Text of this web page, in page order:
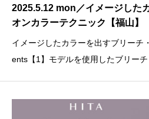
2025.5.12 mon／イメージした
オンカラーテクニック【福山】
イメージしたカラーを出すブリーチ
ents【1】モデルを使用したブリー
ール・ムラの対処法・み